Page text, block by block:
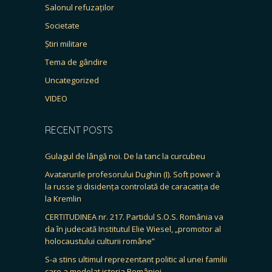
Salonul refuzaților
Societate
Știri militare
Tema de gândire
Uncategorized
VIDEO
RECENT POSTS
Gulagul de lângă noi. De la tanc la curcubeu
Avatarurile profesorului Dughin (I). Soft power à
la russe și disidența controlată de caracatița de
la Kremlin
CERTITUDINEA nr. 217. Partidul S.O.S. România va
da în judecată Institutul Elie Wiesel, „promotor al
holocaustului culturii române”
S-a stins ultimul reprezentant politic al unei familii